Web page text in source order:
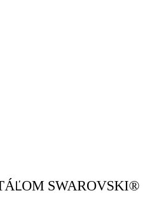
SWAROVSKI®